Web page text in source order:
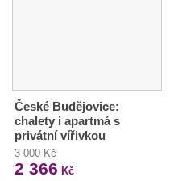
České Budějovice:
chalety i apartmá s
privátní vířivkou
3 000 Kč
2 366 Kč